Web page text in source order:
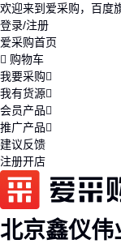
欢迎来到爱采购，百度
登录/注册
爱采购首页
购物车
我要采购
我有货源
会员产品
推广产品
建议反馈
注册开店
北京鑫仪伟